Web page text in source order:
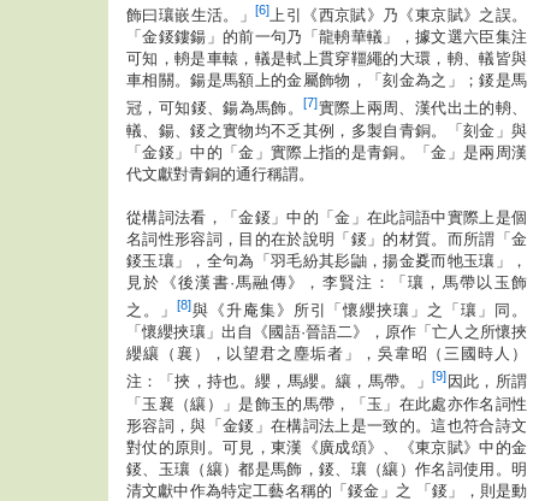
飾曰瓖嵌生活。」 [6]上引《西京賦》乃《東京賦》之誤。
「金錽鏤鍚」的前一句乃「龍輈華轙」，據文選六臣集注
可知，輈是車轅，轙是軾上貫穿韁繩的大環，輈、轙皆與
車相關。鍚是馬額上的金屬飾物，「刻金為之」；錽是馬
冠，可知錽、鍚為馬飾。[7]實際上兩周、漢代出土的輈、
轙、鍚、錽之實物均不乏其例，多製自青銅。「刻金」與
「金錽」中的「金」實際上指的是青銅。「金」是兩周漢
代文獻對青銅的通行稱謂。
從構詞法看，「金錽」中的「金」在此詞語中實際上是個
名詞性形容詞，目的在於說明「錽」的材質。而所謂「金
錽玉瓖」，全句為「羽毛紛其髟鼬，揚金㚇而牠玉瓖」，
見於《後漢書·馬融傳》，李賢注：「瓖，馬帶以玉飾
之。」
[8]與《升庵集》所引「懷纓挾瓖」之「瓖」同。
「懷纓挾瓖」出自《國語·晉語二》，原作「亡人之所懷挾
纓纕（襄），以望君之塵垢者」，吳韋昭（三國時人）
注：「挾，持也。纓，馬纓。纕，馬帶。」[9] 因此，所謂
「玉襄（纕）」是飾玉的馬帶，「玉」在此處亦作名詞性
形容詞，與「金錽」在構詞法上是一致的。這也符合詩文
對仗的原則。可見，東漢《廣成頌》、《東京賦》中的金
錽、玉瓖（纕）都是馬飾，錽、瓖（纕）作名詞使用。明
清文獻中作為特定工藝名稱的「錽金」之 「錽」，則是動